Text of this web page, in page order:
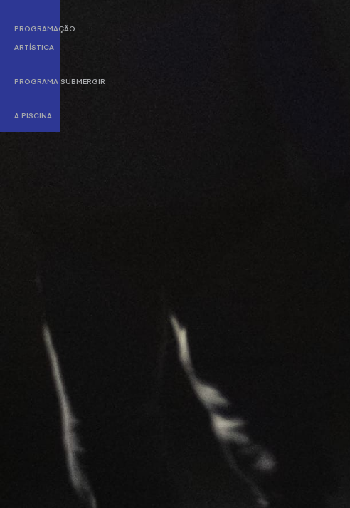
PROGRAMAÇÃO
ARTÍSTICA
PROGRAMA SUBMERGIR
A PISCINA